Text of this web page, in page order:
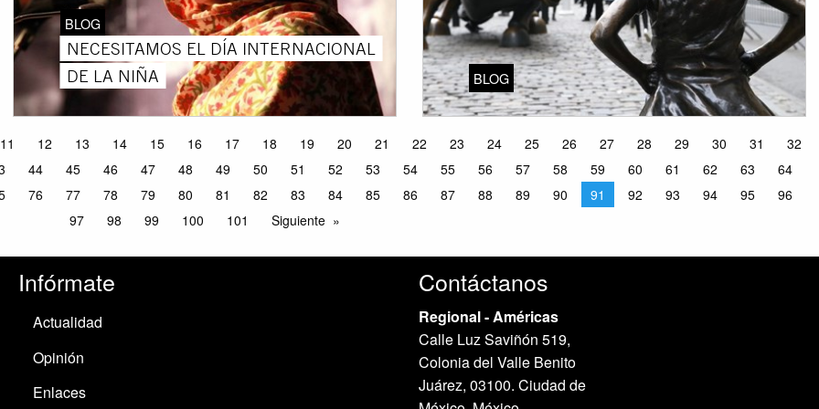
BLOG
NECESITAMOS EL DÍA INTERNACIONAL
DE LA NIÑA
BLOG
11 12 13 14 15 16 17 18 19 20 21 22 23 24 25 26 27 28 29 30 31
32
44 45 46 47 48 49 50 51 52 53 54 55 56 57 58 59 60 61 62 63
64
76 77 78 79 80 81 82 83 84 85 86 87 88 89 90 91 92 93 94 95
96
97
98 99 100 101 Siguiente
Infórmate
Actualidad
Opinión
Enlaces
Contáctanos
Regional - Américas
Calle Luz Saviñón 519,
Colonia del Valle Benito
Juárez, 03100. Ciudad de